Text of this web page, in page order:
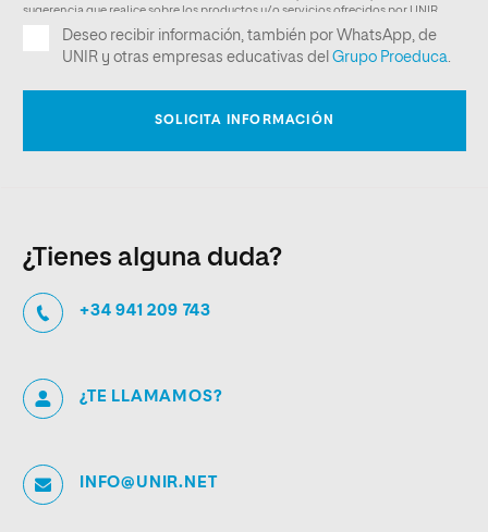
¿Tienes alguna duda?
+34 941 209 743
¿TE LLAMAMOS?
INFO@UNIR.NET